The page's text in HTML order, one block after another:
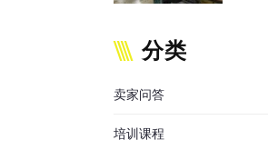
分类
卖家问答
培训课程